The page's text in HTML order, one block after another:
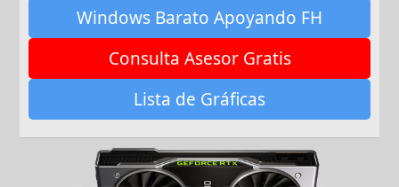
Windows Barato Apoyando FH
Consulta Asesor Gratis
Lista de Gráficas